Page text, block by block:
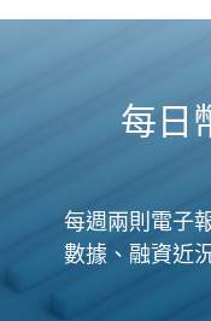
每日
每週兩則電子
數據、融資近